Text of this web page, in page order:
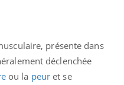
présente dans
déclenchée
ou la peur et se